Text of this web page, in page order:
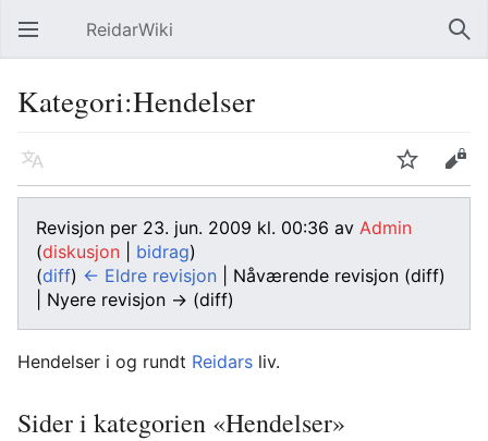
Åpne hovedmenyen ReidarWiki Søk
Kategori:Hendelser
Språk Overvåk Rediger
Revisjon per 23. jun. 2009 kl. 00:36 av Admin
(diskusjon bidrag)
(diff) ← Eldre revisjon | Nåværende revisjon (diff)
| Nyere revisjon → (diff)
Hendelser i og rundt Reidars liv.
Sider i kategorien «Hendelser»